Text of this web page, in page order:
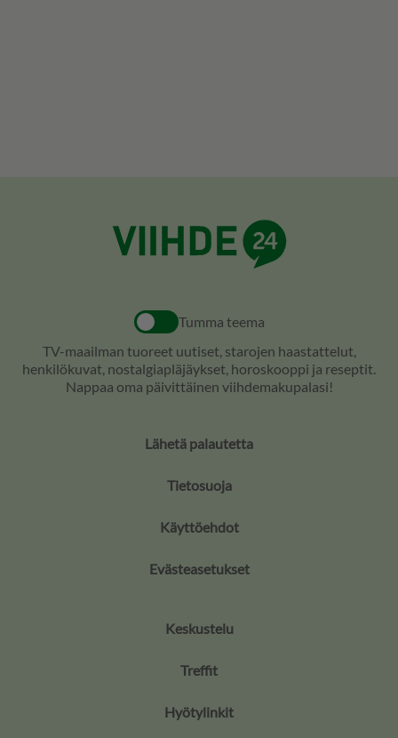
Tumma teema
TV-maailman tuoreet uutiset, starojen haastattelut,
henkilökuvat, nostalgiapläjäykset, horoskooppi ja reseptit.
Nappaa oma päivittäinen viihdemakupalasi!
Lähetä palautetta
Tietosuoja
Käyttöehdot
Evästeasetukset
Keskustelu
Treffit
Hyötylinkit